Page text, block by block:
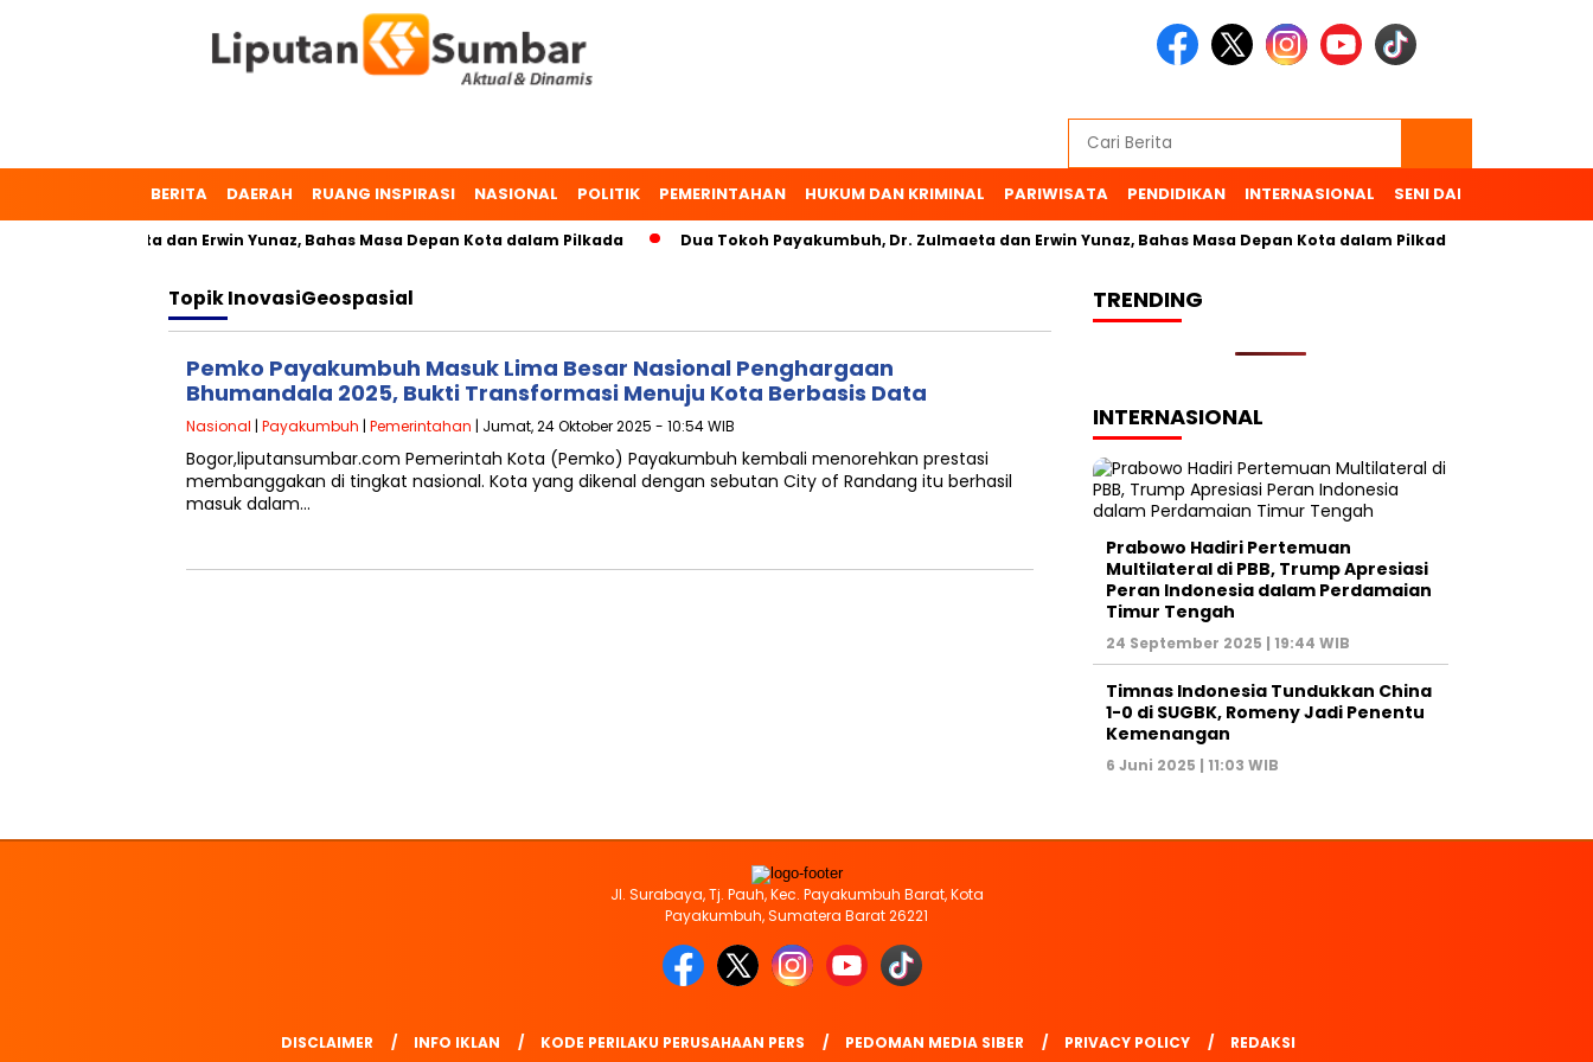
BERITA DAERAH RUANG INSPIRASI NASIONAL POLITIK PEMERINTAHAN HUKUM DAN KRIMINAL PARIWISATA PENDIDIKAN INTERNASIONAL SENI DAN BUDAYA
Dr. Zulmaeta dan Erwin Yunaz, Bahas Masa Depan Kota dalam Pilkada Dua Tokoh Payakumbuh, Dr. Zulmaeta dan Erwin Yunaz, Bahas Masa Depan Kota dalam Pilkada
TopikInovasiGeospasial
Pemko Payakumbuh Masuk Lima Besar Nasional Penghargaan
Bhumandala 2025, Bukti Transformasi Menuju Kota Berbasis Data
Nasional | Payakumbuh | Pemerintahan | Jumat, 24 Oktober 2025 - 10:54 WIB
Bogor,liputansumbar.com Pemerintah Kota (Pemko) Payakumbuh kembali menorehkan prestasi
membanggakan di tingkat nasional. Kota yang dikenal dengan sebutan City of Randang itu berhasil
masuk dalam…
TRENDING
INTERNASIONAL
Prabowo Hadiri Pertemuan
Multilateral di PBB, Trump Apresiasi
Peran Indonesia dalam Perdamaian
Timur Tengah
24 September 2025 | 19:44 WIB
Timnas Indonesia Tundukkan China
1-0 di SUGBK, Romeny Jadi Penentu
Kemenangan
6 Juni 2025 | 11:03 WIB
Jl. Surabaya, Tj. Pauh, Kec. Payakumbuh Barat, Kota
Payakumbuh, Sumatera Barat 26221
DISCLAIMER INFO IKLAN KODE PERILAKU PERUSAHAAN PERS PEDOMAN MEDIA SIBER PRIVACY POLICY REDAKSI